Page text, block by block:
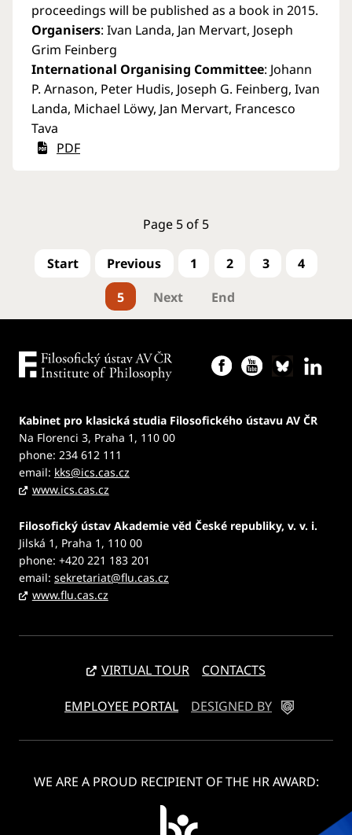
proceedings will be published as a book in 2015.
Organisers: Ivan Landa, Jan Mervart, Joseph
Grim Feinberg
International Organising Committee: Johann
P. Arnason, Peter Hudis, Joseph G. Feinberg, Ivan
Landa, Michael Löwy, Jan Mervart, Francesco
Tava
PDF
Page 5 of 5
1 2 3
4
5
Kabinet pro klasická studia Filosofického ústavu AV ČR
Na Florenci 3, Praha 1, 110 00
phone: 234 612 111
email: kks@ics.cas.cz
www.ics.cas.cz
Filosofický ústav Akademie věd České republiky, v. v. i.
Jilská 1, Praha 1, 110 00
phone: +420 221 183 201
email: sekretariat@flu.cas.cz
www.flu.cas.cz
VIRTUAL TOUR CONTACTS
EMPLOYEE PORTAL DESIGNED BY
WE ARE A PROUD RECIPIENT OF THE HR AWARD: